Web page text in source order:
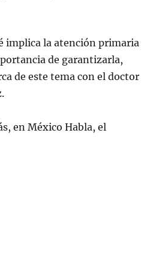
implica la atención primaria
de garantizarla,
de este tema con el doctor
en México Habla, el